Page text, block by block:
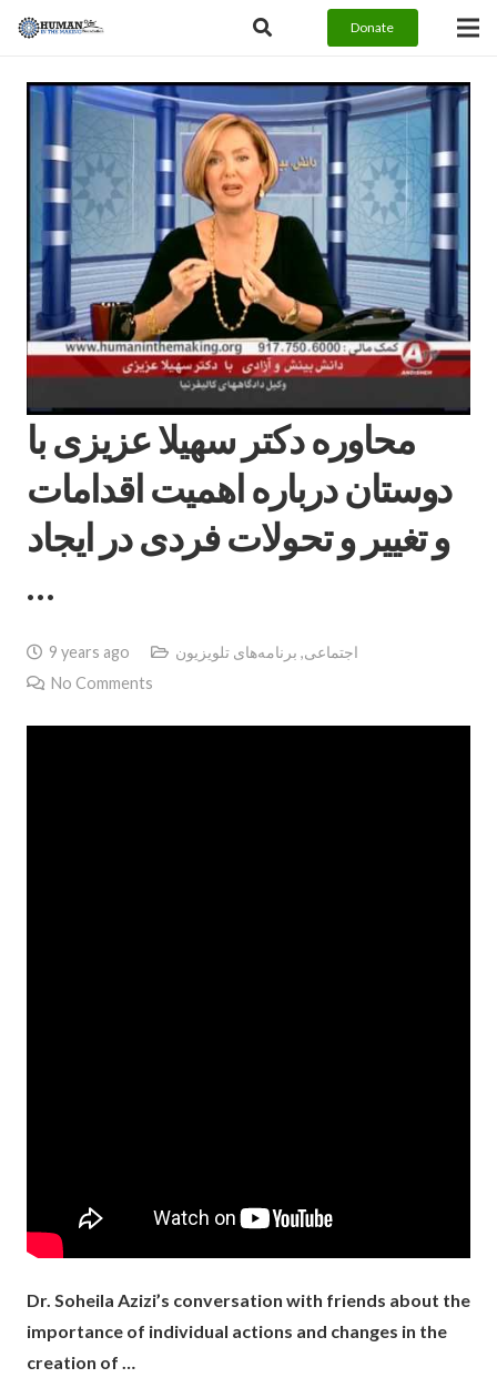
Donate
محاوره دكتر سهيلا عزيزى با
دوستان درباره اهميت اقدامات
و تغيير و تحولات فردى در ايجاد
…
9 years ago اجتماعی, برنامه‌های تلویزیون
No Comments
Dr. Soheila Azizi’s conversation with friends about the
importance of individual actions and changes in the
creation of …